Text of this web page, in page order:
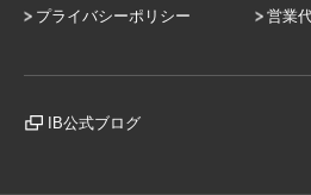
プライバシーポリシー 営業
IB公式ブログ